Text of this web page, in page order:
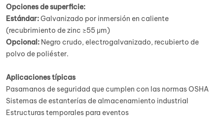
Opciones de superficie:
Estándar:Galvanizado por inmersión en caliente
(recubrimiento de zinc ≥55 μm)
Opcional:Negro crudo, electrogalvanizado, recubierto de
polvo de poliéster.
Aplicaciones típicas
Pasamanos de seguridad que cumplen con las normas OSHA
Sistemas de estanterías de almacenamiento industrial
Estructuras temporales para eventos